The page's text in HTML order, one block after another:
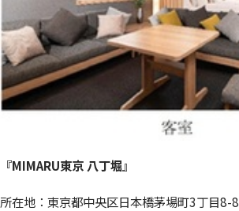
『MIMARU東京 八丁堀』
所在地：東京都中央区日本橋茅場町3丁目8-8